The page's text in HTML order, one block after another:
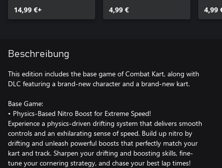
14,99 €+ 4,99 € 4,99
Beschreibung
This edition includes the base game of Combat Kart, along with
DLC featuring a brand-new character and a brand-new kart.
Base Game:
• Physics-Based Nitro Boost for Extreme Speed!
Experience a physics-driven drifting system that delivers smooth
controls and an exhilarating sense of speed. Build up nitro by
drifting and unleash powerful boosts that perfectly match your
kart and track. Sharpen your drifting and boosting skills, fine-
tune your cornering strategy, and chase your best lap times!